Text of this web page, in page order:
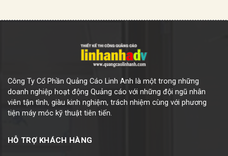
Công Ty Cổ Phần Quảng Cáo Linh Anh là một trong những
doanh nghiệp hoạt động Quảng cáo với những đội ngũ nhân
viên tận tình, giàu kinh nghiệm, trách nhiệm cùng với phương
tiện máy móc kỹ thuật tiên tiến.
HỖ TRỢ KHÁCH HÀNG